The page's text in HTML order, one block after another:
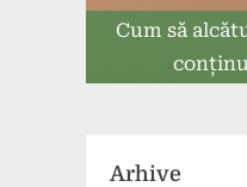
Cum să
Arhive